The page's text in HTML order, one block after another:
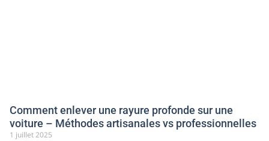
Comment enlever une rayure profonde sur une
voiture – Méthodes artisanales vs professionnelles
1 juillet 2025